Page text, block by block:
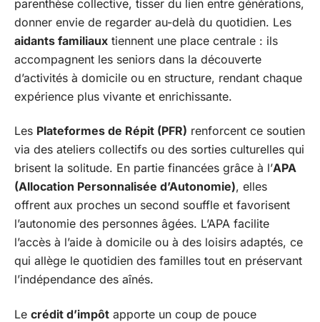
parenthèse collective, tisser du lien entre générations,
donner envie de regarder au-delà du quotidien. Les
aidants familiaux tiennent une place centrale : ils
accompagnent les seniors dans la découverte
d’activités à domicile ou en structure, rendant chaque
expérience plus vivante et enrichissante.
Les Plateformes de Répit (PFR) renforcent ce soutien
via des ateliers collectifs ou des sorties culturelles qui
brisent la solitude. En partie financées grâce à l’APA
(Allocation Personnalisée d’Autonomie), elles
offrent aux proches un second souffle et favorisent
l’autonomie des personnes âgées. L’APA facilite
l’accès à l’aide à domicile ou à des loisirs adaptés, ce
qui allège le quotidien des familles tout en préservant
l’indépendance des aînés.
Le crédit d’impôt apporte un coup de pouce